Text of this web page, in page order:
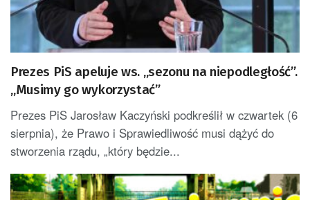
Prezes PiS apeluje ws. „sezonu na niepodległość”.
„Musimy go wykorzystać”
Prezes PiS Jarosław Kaczyński podkreślił w czwartek (6
sierpnia), że Prawo i Sprawiedliwość musi dążyć do
stworzenia rządu, „który będzie...